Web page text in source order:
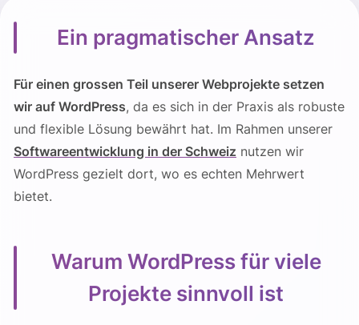
Ein pragmatischer Ansatz
Für einen grossen Teil unserer Webprojekte setzen
wir auf WordPress, da es sich in der Praxis als robuste
und flexible Lösung bewährt hat. Im Rahmen unserer
Softwareentwicklung in der Schweiz nutzen wir
WordPress gezielt dort, wo es echten Mehrwert
bietet.
Warum WordPress für viele
Projekte sinnvoll ist